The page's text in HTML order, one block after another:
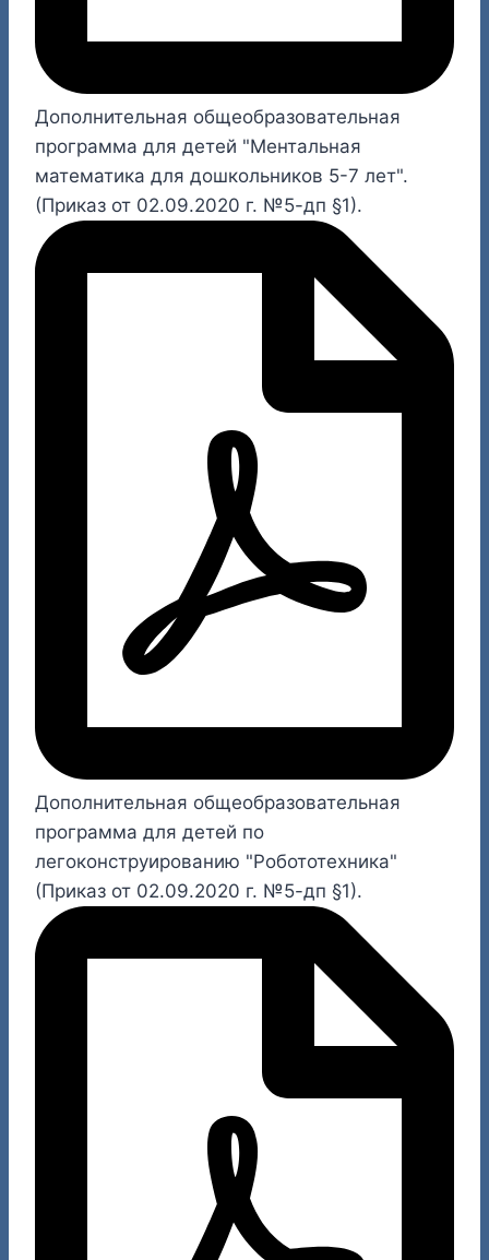
Дополнительная общеобразовательная
программа для детей "Ментальная
математика для дошкольников 5-7 лет".
(Приказ от 02.09.2020 г. №5-дп §1).
Дополнительная общеобразовательная
программа для детей по
легоконструированию "Робототехника"
(Приказ от 02.09.2020 г. №5-дп §1).